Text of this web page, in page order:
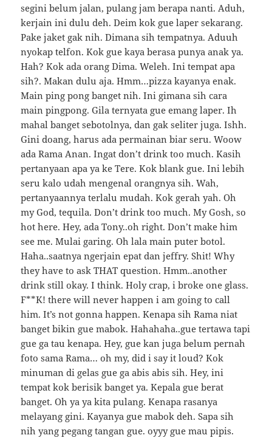
segini belum jalan, pulang jam berapa nanti. Aduh,
kerjain ini dulu deh. Deim kok gue laper sekarang.
Pake jaket gak nih. Dimana sih tempatnya. Aduuh
nyokap telfon. Kok gue kaya berasa punya anak ya.
Hah? Kok ada orang Dima. Weleh. Ini tempat apa
sih?. Makan dulu aja. Hmm…pizza kayanya enak.
Main ping pong banget nih. Ini gimana sih cara
main pingpong. Gila ternyata gue emang laper. Ih
mahal banget sebotolnya, dan gak seliter juga. Ishh.
Gini doang, harus ada permainan biar seru. Woow
ada Rama Anan. Ingat don’t drink too much. Kasih
pertanyaan apa ya ke Tere. Kok blank gue. Ini lebih
seru kalo udah mengenal orangnya sih. Wah,
pertanyaannya terlalu mudah. Kok gerah yah. Oh
my God, tequila. Don’t drink too much. My Gosh, so
hot here. Hey, ada Tony..oh right. Don’t make him
see me. Mulai garing. Oh lala main puter botol.
Haha..saatnya ngerjain epat dan jeffry. Shit! Why
they have to ask THAT question. Hmm..another
drink still okay. I think. Holy crap, i broke one glass.
F**K! there will never happen i am going to call
him. It’s not gonna happen. Kenapa sih Rama niat
banget bikin gue mabok. Hahahaha..gue tertawa tapi
gue ga tau kenapa. Hey, gue kan juga belum pernah
foto sama Rama… oh my, did i say it loud? Kok
minuman di gelas gue ga abis abis sih. Hey, ini
tempat kok berisik banget ya. Kepala gue berat
banget. Oh ya ya kita pulang. Kenapa rasanya
melayang gini. Kayanya gue mabok deh. Sapa sih
nih yang pegang tangan gue. oyyy gue mau pipis.